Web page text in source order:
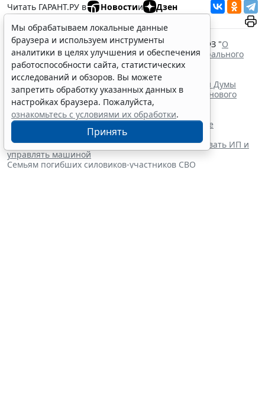
Читать ГАРАНТ.РУ в
Новостии Дзен
Документы по теме:
Федеральный закон от 22 февраля 2014 г. № 20-ФЗ "О
выборах депутатов Государственной Думы Федерального
Собрания Российской Федерации"
Указ Президента РФ от 16 июня 2026 г. № 428 "
назначении выборов депутатов Государственной Думы
Федерального Собрания Российской Федерации нового
созыва"
Читайте также:
Список актов для работ по каталогизации в сфере
гособоронзаказа скорректируют
Осужденным релокантам запретили регистрировать ИП и
управлять машиной
Семьям погибших силовиков-участников СВО
Мы обрабатываем локальные данные
браузера и используем инструменты
аналитики в целях улучшения и обеспечения
работоспособности сайта, статистических
исследований и обзоров. Вы можете
запретить обработку указанных данных в
настройках браузера. Пожалуйста,
ознакомьтесь с условиями их обработки.
Принять